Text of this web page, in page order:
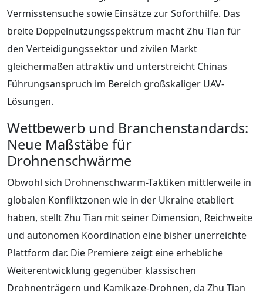
Vermisstensuche sowie Einsätze zur Soforthilfe. Das
breite Doppelnutzungsspektrum macht Zhu Tian für
den Verteidigungssektor und zivilen Markt
gleichermaßen attraktiv und unterstreicht Chinas
Führungsanspruch im Bereich großskaliger UAV-
Lösungen.
Wettbewerb und Branchenstandards:
Neue Maßstäbe für
Drohnenschwärme
Obwohl sich Drohnenschwarm-Taktiken mittlerweile in
globalen Konfliktzonen wie in der Ukraine etabliert
haben, stellt Zhu Tian mit seiner Dimension, Reichweite
und autonomen Koordination eine bisher unerreichte
Plattform dar. Die Premiere zeigt eine erhebliche
Weiterentwicklung gegenüber klassischen
Drohnenträgern und Kamikaze-Drohnen, da Zhu Tian